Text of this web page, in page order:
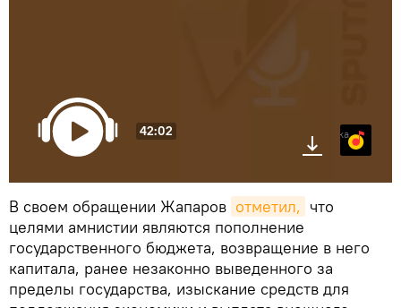
42:02 Яндекс.Музыка
В своем обращении Жапаров отметил, что
целями амнистии являются пополнение
государственного бюджета, возвращение в него
капитала, ранее незаконно выведенного за
пределы государства, изыскание средств для